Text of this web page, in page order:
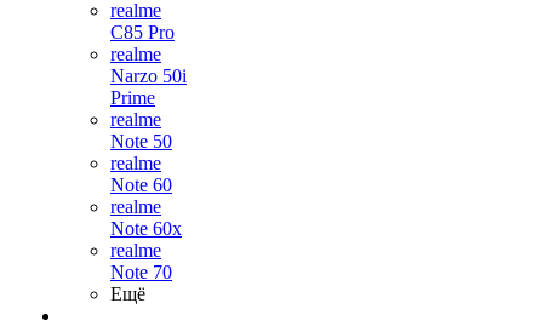
realme
C85 Pro
realme
Narzo 50i
Prime
realme
Note 50
realme
Note 60
realme
Note 60x
realme
Note 70
Ещё